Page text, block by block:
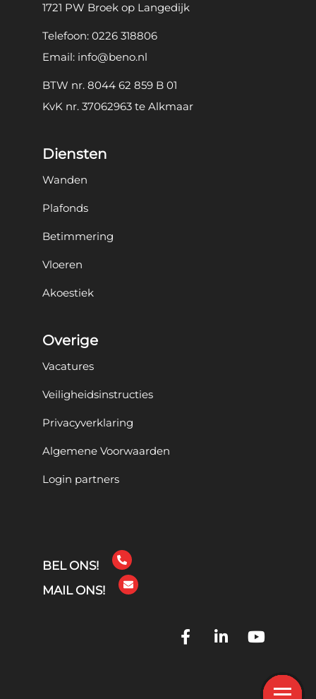
1721 PW Broek op Langedijk
Telefoon: 0226 318806
Email: info@beno.nl
BTW nr. 8044 62 859 B 01
KvK nr. 37062963 te Alkmaar
Diensten
Wanden
Plafonds
Betimmering
Vloeren
Akoestiek
Overige
Vacatures
Veiligheidsinstructies
Privacyverklaring
Algemene Voorwaarden
Login partners
BEL ONS!
MAIL ONS!